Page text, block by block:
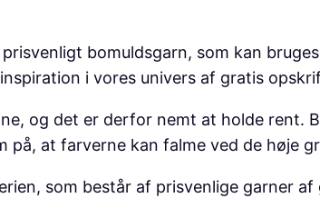
å
h
d
a
bomuldsgarn, som kan
i vores univers af gratis
og det er derfor nemt at holde rent.
at farverne kan falme ved de høje
som består af prisvenlige garner